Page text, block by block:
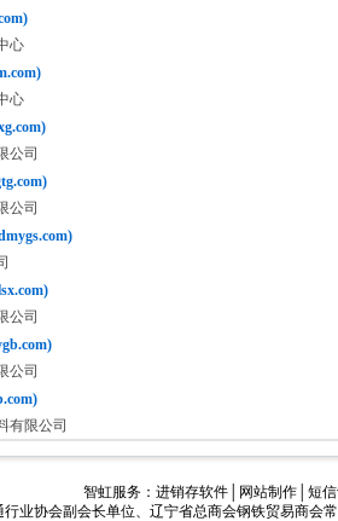
心
心
公司
公司
公司
公司
有限公司
智虹服务：进销存软件 网站制作 │短
行业协会副会长单位、辽宁省总商会钢铁贸易商会